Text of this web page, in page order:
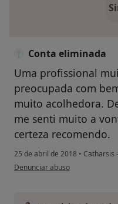
Conta eliminada
Uma profissional
preocupada com
muito acolhedora.
me senti muito a
certeza recomendo.
25 de abril de 2018 • Catharsis
na opinião do utilizador Conta
Denunciar abuso